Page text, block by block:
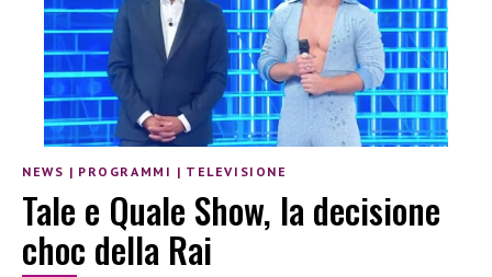
NEWS | PROGRAMMI | TELEVISIONE
Tale e Quale Show, la decisione
choc della Rai